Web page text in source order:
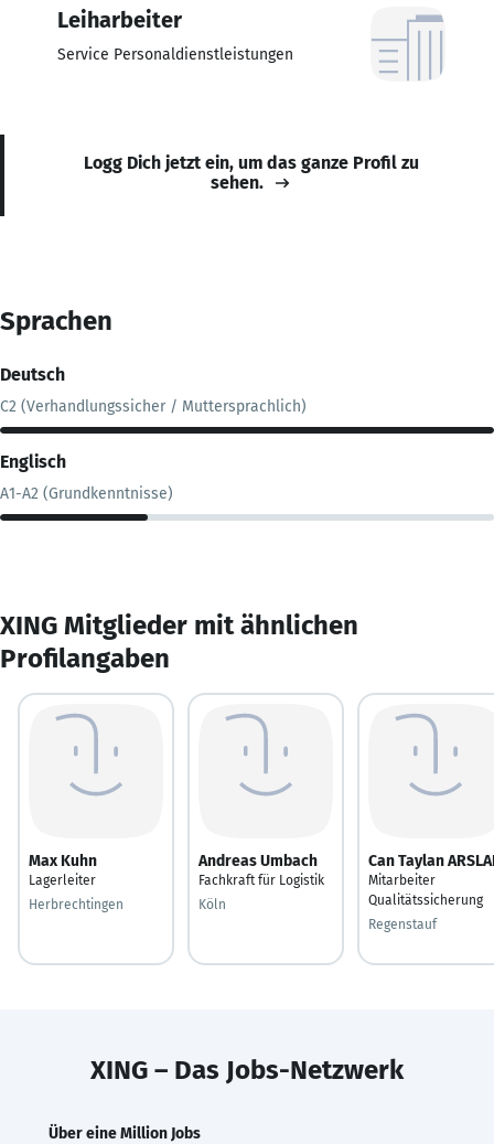
Leiharbeiter
Service Personaldienstleistungen
Logg Dich jetzt ein, um das ganze Profil zu
sehen.
Sprachen
Deutsch
C2 (Verhandlungssicher / Muttersprachlich)
Englisch
A1-A2 (Grundkenntnisse)
XING Mitglieder mit ähnlichen
Profilangaben
Max Kuhn
Lagerleiter
Herbrechtingen
Andreas Umbach
Fachkraft für Logistik
Köln
Can Taylan
Mitarbeiter
Qualitätssicherung
Regenstauf
XING – Das Jobs-Netzwerk
Über eine Million Jobs